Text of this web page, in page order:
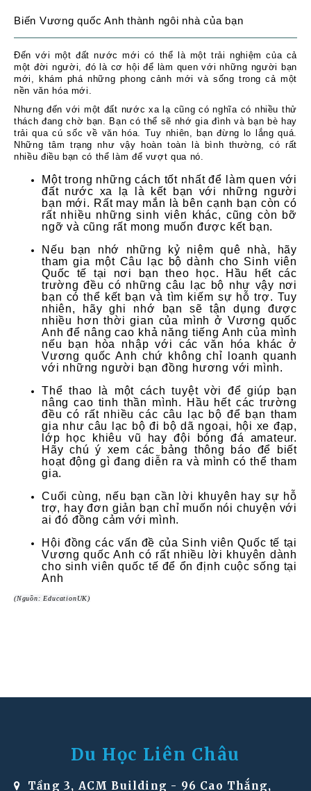
Biến Vương quốc Anh thành ngôi nhà của bạn
Đến với một đất nước mới có thể là một trải nghiệm của cả
một đời người, đó là cơ hội để làm quen với những người bạn
mới, khám phá những phong cảnh mới và sống trong cả một
nền văn hóa mới.
Nhưng đến với một đất nước xa lạ cũng có nghĩa có nhiều thử
thách đang chờ bạn. Bạn có thể sẽ nhớ gia đình và bạn bè hay
trải qua cú sốc về văn hóa. Tuy nhiên, bạn đừng lo lắng quá.
Những tâm trạng như vậy hoàn toàn là bình thường, có rất
nhiều điều bạn có thể làm để vượt qua nó.
Một trong những cách tốt nhất để làm quen với
đất nước xa lạ là kết bạn với những người
bạn mới. Rất may mắn là bên cạnh bạn còn có
rất nhiều những sinh viên khác, cũng còn bỡ
ngỡ và cũng rất mong muốn được kết bạn.
Nếu bạn nhớ những kỷ niệm quê nhà, hãy
tham gia một Câu lạc bộ dành cho Sinh viên
Quốc tế tại nơi bạn theo học. Hầu hết các
trường đều có những câu lạc bộ như vậy nơi
bạn có thể kết bạn và tìm kiếm sự hỗ trợ. Tuy
nhiên, hãy ghi nhớ bạn sẽ tận dụng được
nhiều hơn thời gian của mình ở Vương quốc
Anh để nâng cao khả năng tiếng Anh của mình
nếu bạn hòa nhập với các văn hóa khác ở
Vương quốc Anh chứ không chỉ loanh quanh
với những người bạn đồng hương với mình.
Thể thao là một cách tuyệt vời để giúp bạn
nâng cao tinh thần mình. Hầu hết các trường
đều có rất nhiều các câu lạc bộ để bạn tham
gia như câu lạc bộ đi bộ dã ngoại, hội xe đạp,
lớp học khiêu vũ hay đội bóng đá amateur.
Hãy chú ý xem các bảng thông báo để biết
hoạt động gì đang diễn ra và mình có thể tham
gia.
Cuối cùng, nếu bạn cần lời khuyên hay sự hỗ
trợ, hay đơn giản bạn chỉ muốn nói chuyện với
ai đó đồng cảm với mình.
Hội đồng các vấn đề của Sinh viên Quốc tế tại
Vương quốc Anh có rất nhiều lời khuyên dành
cho sinh viên quốc tế để ổn định cuộc sống tại
Anh
(Nguồn: EducationUK)
Du Học Liên Châu
Tầng 3, ACM Building - 96 Cao Thắng,